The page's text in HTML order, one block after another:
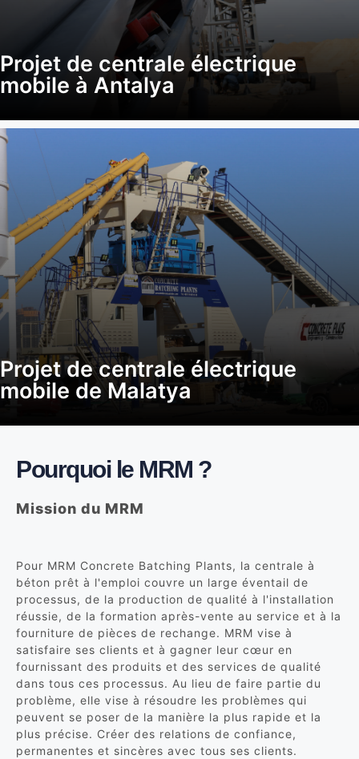
Projet de centrale électrique
mobile à Antalya
Projet de centrale électrique
mobile de Malatya
Pourquoi le MRM ?
Mission du MRM
Pour MRM Concrete Batching Plants, la centrale à
béton prêt à l'emploi couvre un large éventail de
processus, de la production de qualité à l'installation
réussie, de la formation après-vente au service et à la
fourniture de pièces de rechange. MRM vise à
satisfaire ses clients et à gagner leur cœur en
fournissant des produits et des services de qualité
dans tous ces processus. Au lieu de faire partie du
problème, elle vise à résoudre les problèmes qui
peuvent se poser de la manière la plus rapide et la
plus précise. Créer des relations de confiance,
permanentes et sincères avec tous ses clients.